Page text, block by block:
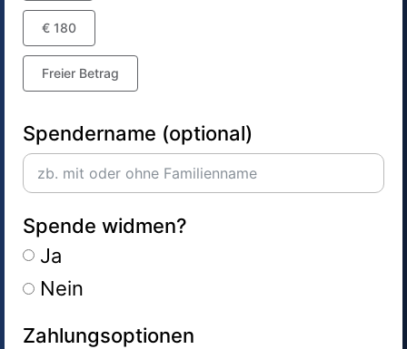
€ 180
Freier Betrag
Spendername (optional)
Spende widmen?
Ja
Nein
Zahlungsoptionen